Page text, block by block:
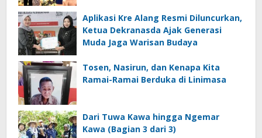
Aplikasi Kre Alang Resmi Diluncurkan,
Ketua Dekranasda Ajak Generasi
Muda Jaga Warisan Budaya
Tosen, Nasirun, dan Kenapa Kita
Ramai-Ramai Berduka di Linimasa
Dari Tuwa Kawa hingga Ngemar
Kawa (Bagian 3 dari 3)